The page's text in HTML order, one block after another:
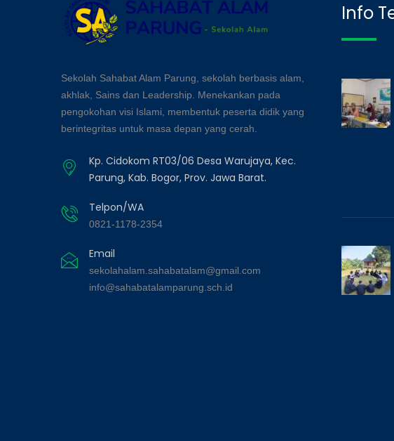
Sekolah Sahabat Alam Parung, sekolah berbasis alam,
akhlak, Sains dan Leadership. Menekankan pada
pengokohan visi Islami, membentuk peserta didik yang
berintegritas untuk masa depan yang cerah.
Kp. Cidokom RT03/06 Desa Warujaya, Kec.
Parung, Kab. Bogor, Prov. Jawa Barat.
Telpon/WA
0821-1178-2354
Email
sekolahalam.sahabatalam@gmail.com
info@sahabatalamparung.sch.id
Info